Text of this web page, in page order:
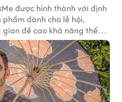
được hình thành với định
dành cho lễ hội,
đề cao khả năng thể
trình xây dựng thương hiệu,
sản phẩm tạo được
FabulousMe từng bước mở
thị trường.